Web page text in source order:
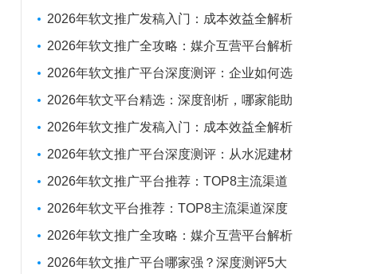
2026年软文推广发稿入门：成本效益全解析
与新手操作指南
2026年软文推广全攻略：媒介互营平台解析
+避坑实战经验
2026年软文推广平台深度测评：企业如何选
对“伙伴”，实现品牌曝光与SEO优化的双重突
围
2026年软文平台精选：深度剖析，哪家能助
力企业抢占传播制高点？
2026年软文推广发稿入门：成本效益全解析
与新手操作指南
2026年软文推广平台深度测评：从水泥建材
投放到全球化布局，如何选择你的“媒体发稿
供应商”？
2026年软文推广平台推荐：TOP8主流渠道
深度测评
2026年软文平台推荐：TOP8主流渠道深度
测评报告
2026年软文推广全攻略：媒介互营平台解析
+避坑实战经验
2026年软文推广平台哪家强？深度测评5大